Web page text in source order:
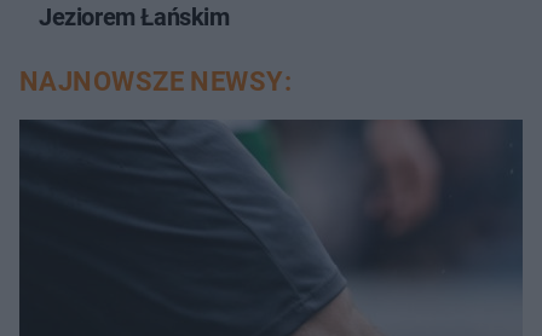
Jeziorem Łańskim
NAJNOWSZE NEWSY: